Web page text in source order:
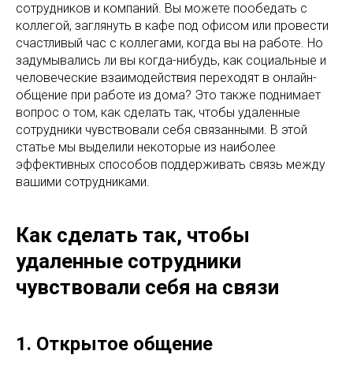
сотрудников и компаний. Вы можете пообедать с
коллегой, заглянуть в кафе под офисом или провести
счастливый час с коллегами, когда вы на работе. Но
задумывались ли вы когда-нибудь, как социальные и
человеческие взаимодействия переходят в онлайн-
общение при работе из дома? Это также поднимает
вопрос о том, как сделать так, чтобы удаленные
сотрудники чувствовали себя связанными. В этой
статье мы выделили некоторые из наиболее
эффективных способов поддерживать связь между
вашими сотрудниками.
Как сделать так, чтобы
удаленные сотрудники
чувствовали себя на связи
1. Открытое общение